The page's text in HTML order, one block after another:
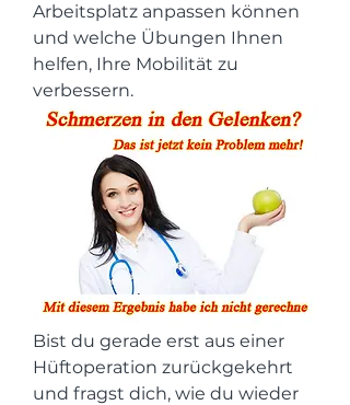
Arbeitsplatz anpassen können
und welche Übungen Ihnen
helfen, Ihre Mobilität zu
verbessern.
Bist du gerade erst aus einer
Hüftoperation zurückgekehrt
und fragst dich, wie du wieder